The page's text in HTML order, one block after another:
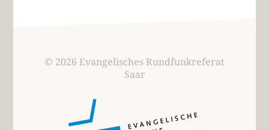
© 2026 Evangelisches Rundfunkreferat
Saar